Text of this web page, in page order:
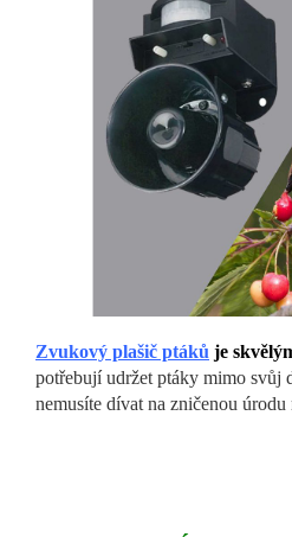
Zvukový plašič ptáků je
potřebují udržet ptáky mimo svůj
nemusíte dívat na zničenou